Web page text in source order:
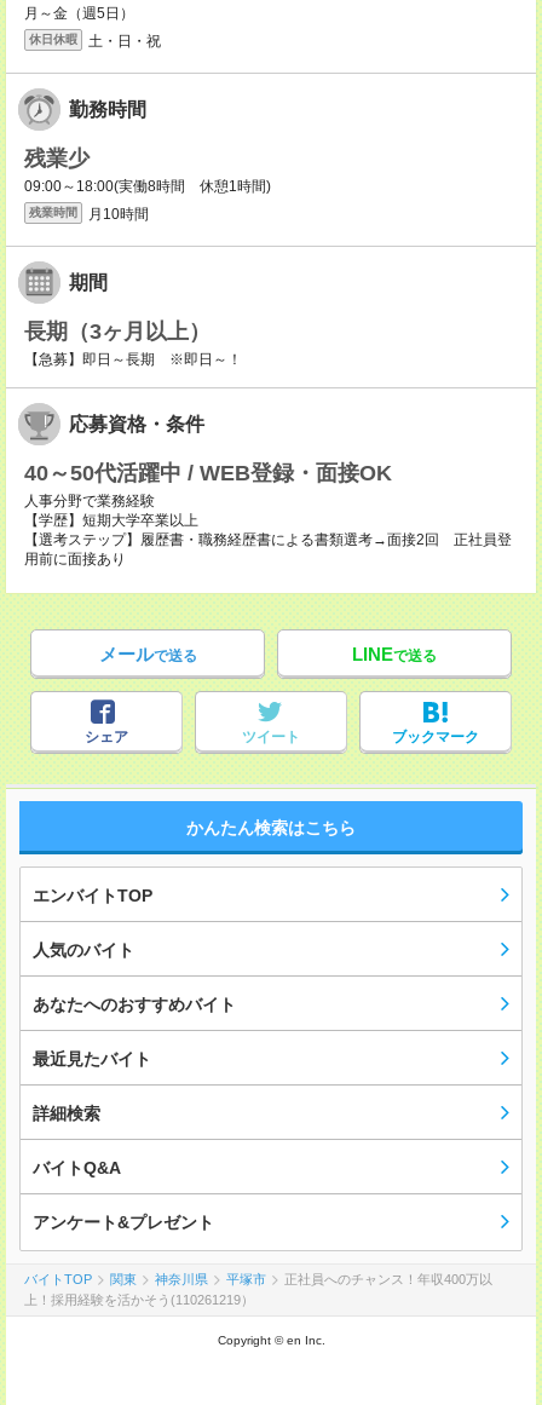
月～金（週5日）
休日休暇 土・日・祝
勤務時間
残業少
09:00～18:00(実働8時間 休憩1時間)
残業時間 月10時間
期間
長期（3ヶ月以上）
【急募】即日～長期 ※即日～！
応募資格・条件
40～50代活躍中 / WEB登録・面接OK
人事分野で業務経験
【学歴】短期大学卒業以上
【選考ステップ】履歴書・職務経歴書による書類選考→面接2回 正社員登
用前に面接あり
メールで送る LINEで送る
シェア ツイート ブックマーク
かんたん検索はこちら
エンバイトTOP
人気のバイト
あなたへのおすすめバイト
最近見たバイト
詳細検索
バイトQ&A
アンケート&プレゼント
バイトTOP 関東 神奈川県 平塚市
正社員へのチャンス！年収400万以
上！採用経験を活かそう(110261219）
Copyright © en Inc.